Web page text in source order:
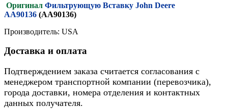
Оригинал Фильтрующую Вставку John Deere
AA90136 (AA90136)
Производитель: USA
Доставка и оплата
Подтверждением заказа считается согласования с
менеджером транспортной компании (перевозчика),
города доставки, номера отделения и контактных
данных получателя.